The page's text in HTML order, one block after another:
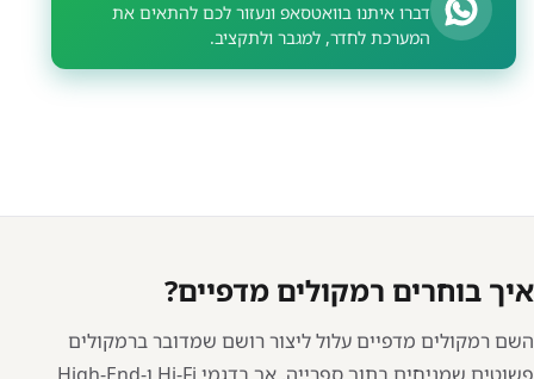
דברו איתנו בוואטסאפ ונעזור לכם להתאים את
המערכת לחדר, למגבר ולתקציב.
איך בוחרים רמקולים מדפיים?
השם רמקולים מדפיים עלול ליצור רושם שמדובר ברמקולים